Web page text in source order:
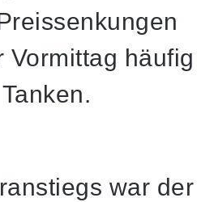
häufig
war der